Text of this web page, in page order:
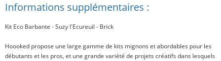
Informations supplémentaires :
Kit Eco Barbante - Suzy l'Ecureuil - Brick
Hoooked propose une large gamme de kits mignons et abordables pour les
débutants et les pros, et une grande variété de projets créatifs dans lesquels